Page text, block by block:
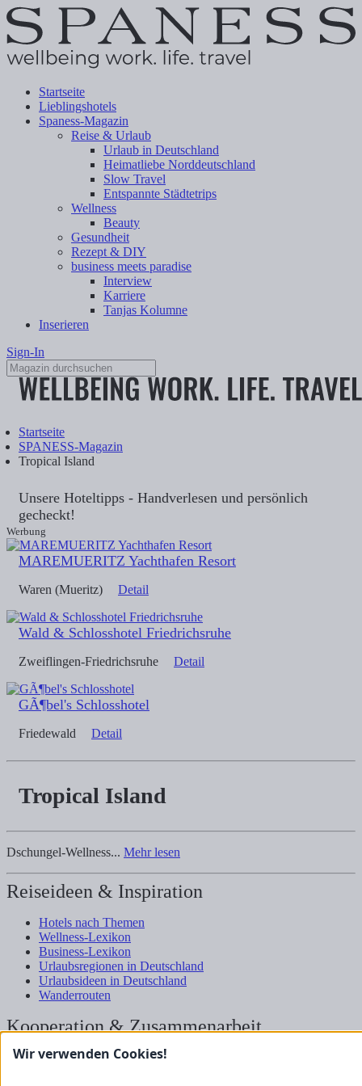
Startseite
Lieblingshotels
Spaness-Magazin
Reise & Urlaub
Urlaub in Deutschland
Heimatliebe Norddeutschland
Slow Travel
Entspannte Städtetrips
Wellness
Beauty
Gesundheit
Rezept & DIY
business meets paradise
Interview
Karriere
Tanjas Kolumne
Inserieren
Sign-In
Startseite
SPANESS-Magazin
Tropical Island
Unsere Hoteltipps - Handverlesen und persönlich
gecheckt!
Werbung
MAREMUERITZ Yachthafen Resort
Waren (Mueritz) Detail
Wald & Schlosshotel Friedrichsruhe
Zweiflingen-Friedrichsruhe Detail
GÃ¶bel's Schlosshotel
Friedewald Detail
Tropical Island
Dschungel-Wellness... Mehr lesen
Reiseideen & Inspiration
Hotels nach Themen
Wellness-Lexikon
Business-Lexikon
Urlaubsregionen in Deutschland
Urlaubsideen in Deutschland
Wanderrouten
Kooperation & Zusammenarbeit
Kundenbereich
Wir verwenden Cookies!